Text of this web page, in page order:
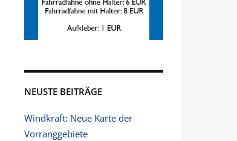
NEUSTE BEITRÄGE
Windkraft: Neue Karte der
Vorranggebiete